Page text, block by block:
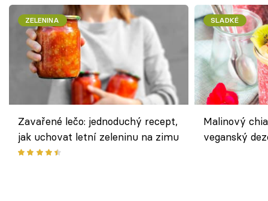
ZELENINA
Zavařené lečo: jednoduchý recept,
jak uchovat letní zeleninu na zimu
SLADKÉ
Malinový
veganský